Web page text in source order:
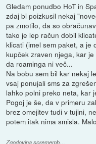
Gledam ponudbo HoT in
zdaj bi poizkusil nekaj
pa zmotilo, da so
tako je lep račun dobil
klicati (imel sem paket, a je
kupček zraven njega, kar
da roaminga ni več...
Na bobu sem bil kar nekaj
vsaj ponujali sms za
lahko polni preko neta, kar
Pogoj je še, da v primeru
brez omejitev tudi v tujini,
potem itak nima smisla.
Zgodovina sprememb…